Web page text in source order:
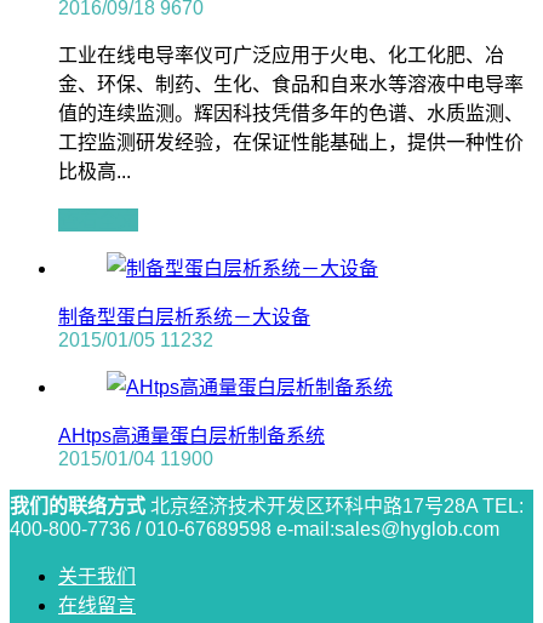
2016/09/18 9670
工业在线电导率仪可广泛应用于火电、化工化肥、冶
金、环保、制药、生化、食品和自来水等溶液中电导率
值的连续监测。辉因科技凭借多年的色谱、水质监测、
工控监测研发经验，在保证性能基础上，提供一种性价
比极高...
制备型蛋白层析系统－大设备
2015/01/05 11232
AHtps高通量蛋白层析制备系统
2015/01/04 11900
我们的联络方式 北京经济技术开发区环科中路17号28A TEL:
400-800-7736 / 010-67689598 e-mail:sales@hyglob.com
关于我们
在线留言